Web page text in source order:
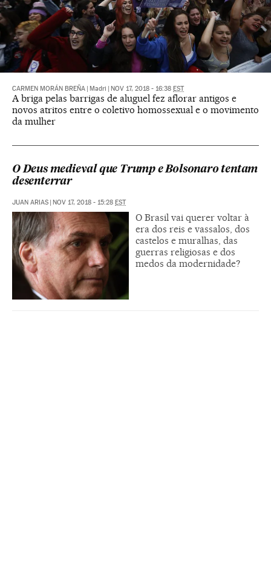
CARMEN MORÁN BREÑA Madri NOV 17, 2018 - 16:38 EST
A briga pelas barrigas de aluguel fez aflorar antigos e
novos atritos entre o coletivo homossexual e o movimento
da mulher
O Deus medieval que Trump e Bolsonaro tentam
desenterrar
JUAN ARIAS NOV 17, 2018 - 15:28 EST
O Brasil vai querer voltar à
era dos reis e vassalos, dos
castelos e muralhas, das
guerras religiosas e dos
medos da modernidade?